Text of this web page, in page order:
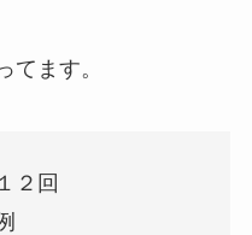
てます。
２回